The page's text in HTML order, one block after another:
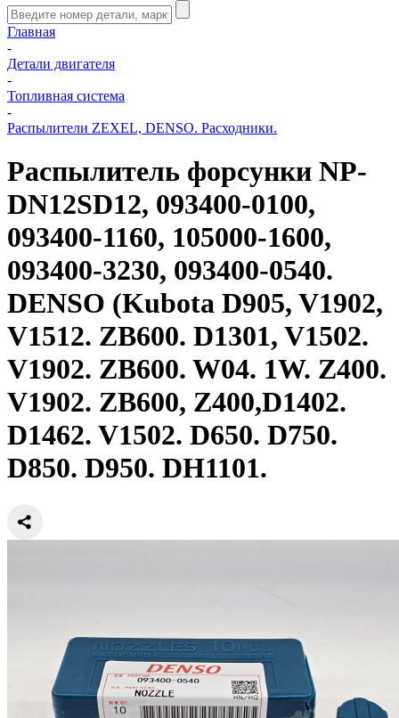
Главная
-
Детали двигателя
-
Топливная система
-
Распылители ZEXEL, DENSO. Расходники.
Распылитель форсунки NP-
DN12SD12, 093400-0100,
093400-1160, 105000-1600,
093400-3230, 093400-0540.
DENSO (Kubota D905, V1902,
V1512. ZB600. D1301, V1502.
V1902. ZB600. W04. 1W. Z400.
V1902. ZB600, Z400,D1402.
D1462. V1502. D650. D750.
D850. D950. DH1101.